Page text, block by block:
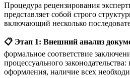
Процедура рецензирования
представляет собой строго
включающий несколько
📋 Этап 1: Внешний анализ
формальное соответствие
процессуального
оформления, наличие всех